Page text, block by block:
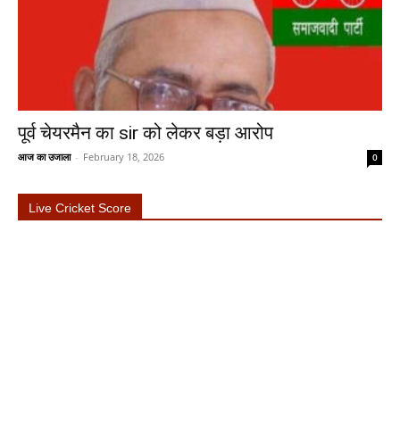
पूर्व चेयरमैन का sir को लेकर बड़ा आरोप
आज का उजाला - February 18, 2026 0
Live Cricket Score